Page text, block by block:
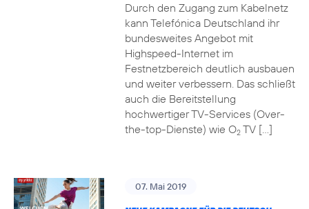
Durch den Zugang zum Kabelnetz
kann Telefónica Deutschland ihr
bundesweites Angebot mit
Highspeed-Internet im
Festnetzbereich deutlich ausbauen
und weiter verbessern. Das schließt
auch die Bereitstellung
hochwertiger TV-Services (Over-
the-top-Dienste) wie O2TV […]
07. Mai 2019